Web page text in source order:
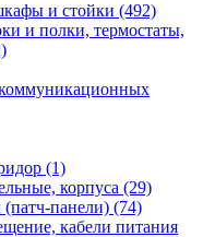
и стойки (492)
и полки, термостаты,
(1)
корпуса (29)
панели) (74)
кабели питания